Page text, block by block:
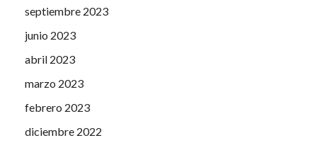
septiembre 2023
junio 2023
abril 2023
marzo 2023
febrero 2023
diciembre 2022